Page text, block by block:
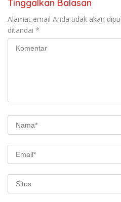
Tinggalkan Balasan
Alamat email Anda tidak akan
ditandai *